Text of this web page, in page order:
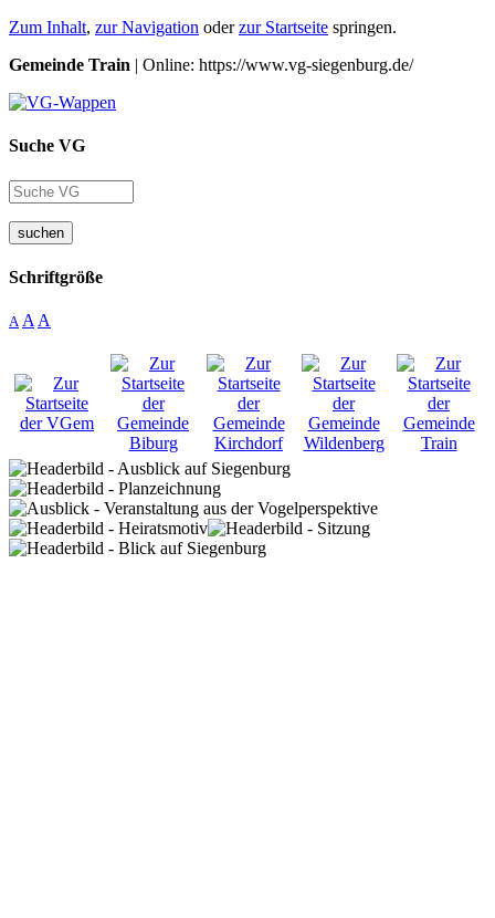
Zum Inhalt, zur Navigation oderzur Startseite springen.
Gemeinde Train | Online: https://www.vg-siegenburg.de/
Suche VG
suchen
Schriftgröße
A A A